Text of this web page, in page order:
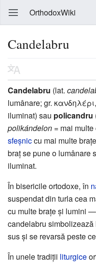
OrthodoxWiki
Candelabru
Candelabru (lat.
lumânare; gr.
iluminat) sau policandru
polikándelon = mai
sfeșniccu mai multe
braț se pune o lumânare
iluminat.
În bisericile ortodoxe, în
suspendat din turla cea
cu multe brațe și lumini
candelabru
sus și se revarsă peste
În unele tradiții liturgice